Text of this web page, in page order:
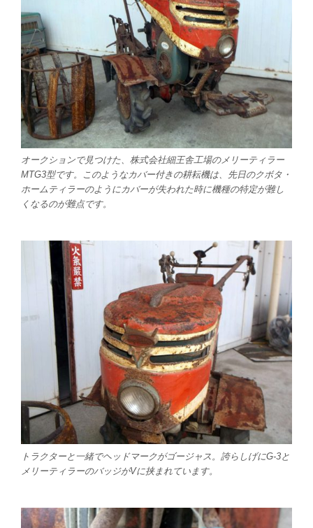
オークションで見つけた、株式会社細王舎工場のメリーティラー
MTG3型です。このようなカバー付きの耕耘機は、先日のクボタ・
ホームティラーのようにカバーが失われた時に機種の特定が難し
くなるのが難点です。
トラクターと一緒でヘッドマークがゴージャス。誇らしげにG-3と
メリーティラーのバッジがVに挟まれています。